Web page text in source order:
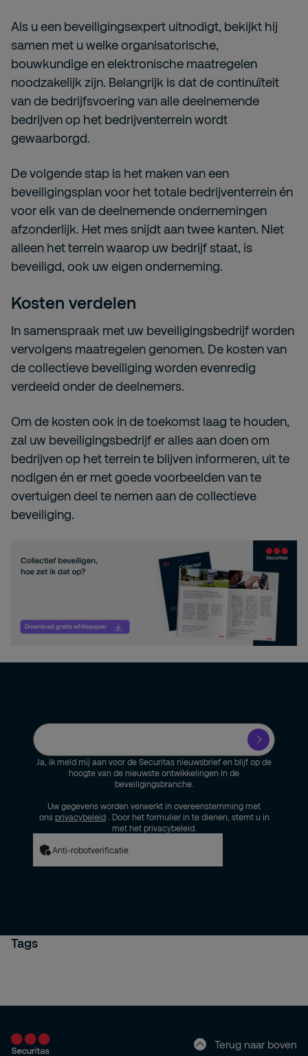
Als u een beveiligingsexpert uitnodigt, bekijkt hij
samen met u welke organisatorische,
bouwkundige en elektronische maatregelen
noodzakelijk zijn. Belangrijk is dat de continuïteit
van de bedrijfsvoering van alle deelnemende
bedrijven op het bedrijventerrein wordt
gewaarborgd.
De volgende stap is het maken van een
beveiligingsplan voor het totale bedrijventerrein én
voor elk van de deelnemende ondernemingen
afzonderlijk. Het mes snijdt aan twee kanten. Niet
alleen het terrein waarop uw bedrijf staat, is
beveiligd, ook uw eigen onderneming.
Kosten verdelen
In samenspraak met uw beveiligingsbedrijf worden
vervolgens maatregelen genomen. De kosten van
de collectieve beveiliging worden evenredig
verdeeld onder de deelnemers.
Om de kosten ook in de toekomst laag te houden,
zal uw beveiligingsbedrijf er alles aan doen om
bedrijven op het terrein te blijven informeren, uit te
nodigen én er met goede voorbeelden van te
overtuigen deel te nemen aan de collectieve
beveiliging.
Ja, ik meld mij aan voor de Securitas nieuwsbrief en blijf op de
hoogte van de nieuwste ontwikkelingen in de
beveiligingsbranche.
Uw gegevens worden verwerkt in overeenstemming met
ons privacybeleid
. Door het formulier in te dienen, stemt u in
met het privacybeleid.
Anti-robotverificatie
Tags
Terug naar boven